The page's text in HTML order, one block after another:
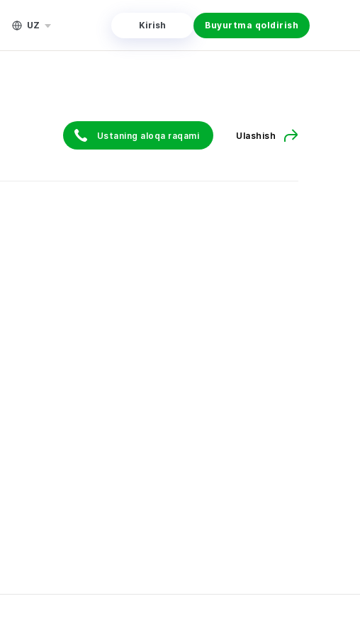
UZ Kirish Buyurtma qoldirish
Ustaning aloqa raqami Ulashish